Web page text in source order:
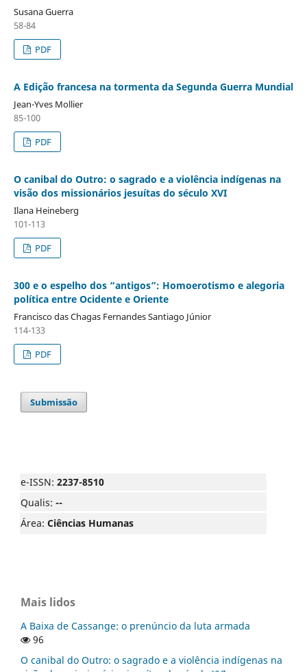
Susana Guerra
58-84
PDF
A Edição francesa na tormenta da Segunda Guerra Mundial
Jean-Yves Mollier
85-100
PDF
O canibal do Outro: o sagrado e a violência indígenas na
visão dos missionários jesuítas do século XVI
Ilana Heineberg
101-113
PDF
300 e o espelho dos “antigos”: Homoerotismo e alegoria
política entre Ocidente e Oriente
Francisco das Chagas Fernandes Santiago Júnior
114-133
PDF
Submissão
e-ISSN: 2237-8510
Qualis: --
Área: Ciências Humanas
Mais lidos
A Baixa de Cassange: o prenúncio da luta armada
96
O canibal do Outro: o sagrado e a violência indígenas na